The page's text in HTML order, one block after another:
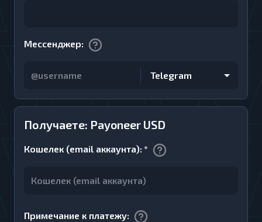
Получаете: Payoneer USD
Кошелек (email аккаунта): *
Примечание к платежу:
Мессенджер:
Telegram